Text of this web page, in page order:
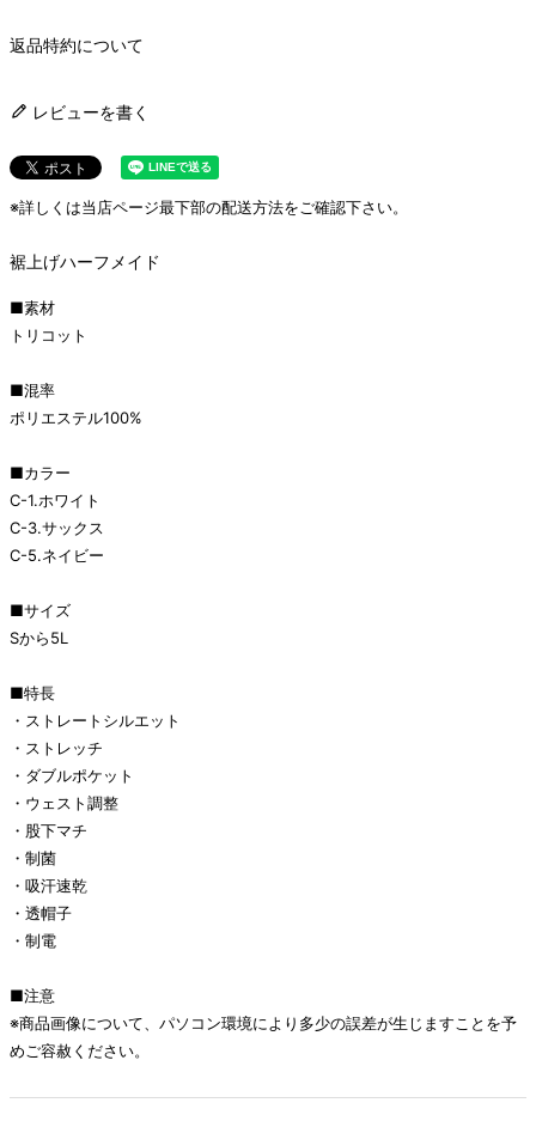
返品特約について
レビューを書く
※詳しくは当店ページ最下部の配送方法をご確認下さい。
裾上げハーフメイド
■素材
トリコット
■混率
ポリエステル100%
■カラー
C-1.ホワイト
C-3.サックス
C-5.ネイビー
■サイズ
Sから5L
■特長
・ストレートシルエット
・ストレッチ
・ダブルポケット
・ウェスト調整
・股下マチ
・制菌
・吸汗速乾
・透帽子
・制電
■注意
※商品画像について、パソコン環境により多少の誤差が生じますことを予
めご容赦ください。